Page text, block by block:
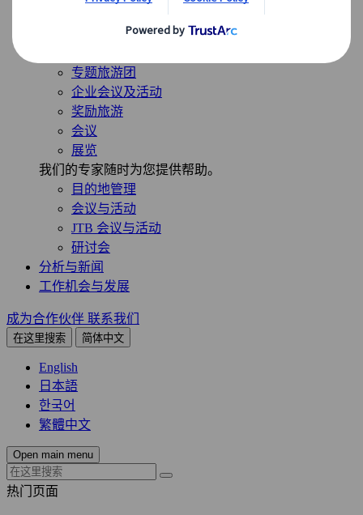
专题旅游团
企业会议及活动
奖励旅游
会议
展览
我们的专家随时为您提供帮助。
目的地管理
会议与活动
JTB 会议与活动
研讨会
分析与新闻
工作机会与发展
成为合作伙伴 联系我们
在这里搜索 简体中文
English
日本語
한국어
繁體中文
Open main menu
热门页面